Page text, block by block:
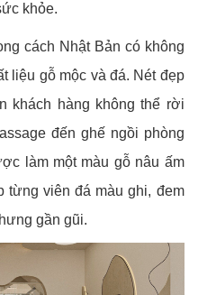
khỏe.
cách Nhật Bản có không
liệu gỗ mộc và đá. Nét đẹp
khách hàng không thể rời
đến ghế ngồi phòng
làm một màu gỗ nâu ấm
từng viên đá màu ghi, đem
gần gũi.